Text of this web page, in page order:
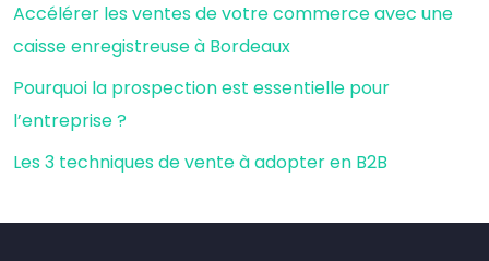
Accélérer les ventes de votre commerce avec une
caisse enregistreuse à Bordeaux
Pourquoi la prospection est essentielle pour
l’entreprise ?
Les 3 techniques de vente à adopter en B2B